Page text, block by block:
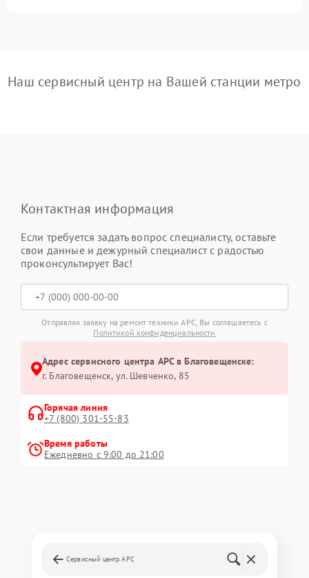
Наш сервисный центр на Вашей станции метро
Контактная информация
Если требуется задать вопрос специалисту, оставьте
свои данные и дежурный специалист с радостью
проконсультирует Вас!
Отправляя заявку на ремонт техники APC, Вы соглашаетесь с
Политикой конфиденциальности
Адрес сервисного центра APC в Благовещенске:
г. Благовещенск, ул. Шевченко, 85
Горячая линия
+7 (800) 301-55-83
Время работы
Ежедневно с 9:00 до 21:00
Сервисный центр APC